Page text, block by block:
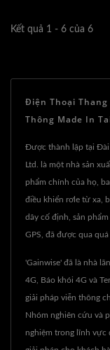
Kết quả 1 - 6 của 6
Điện Thoại Thang
Thông Made In
Được thành lập tại Đài
Ltd. là một nhà sản
phẩm chính của họ,
điều khiển rơle từ xa,
dây cố định, sản
GPS, đã được qua
'Gainwise' đã là nhà
4G, Báo khói 4G và
giải pháp viễn thông
Nhóm nghiên cứu và
nghiệm trong lĩnh vực